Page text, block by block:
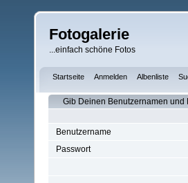
Fotogalerie
...einfach schöne Fotos
Startseite Anmelden Albenliste
Gib Deinen Benutzernamen
Benutzername
Passwort